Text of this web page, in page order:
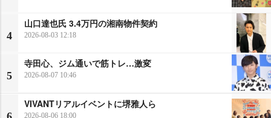
4
山口達也氏 3.4万円の湘南物件契約
2026-08-03 12:18
5
寺田心、ジム通いで筋トレ…激変
2026-08-07 10:46
VIVANTリアルイベントに堺雅人ら
2026-08-06 18:00